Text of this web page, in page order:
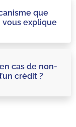
que
explique
cas de non-
crédit ?